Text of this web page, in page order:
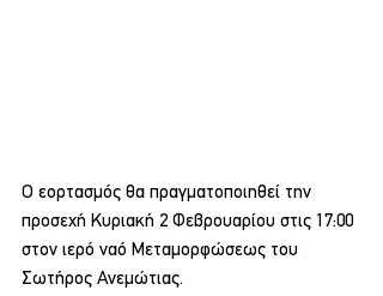
Ο εορτασμός θα πραγματοποιηθεί την
προσεχή Κυριακή 2 Φεβρουαρίου στις 17:00
στον ιερό ναό Μεταμορφώσεως του
Σωτήρος Ανεμώτιας.